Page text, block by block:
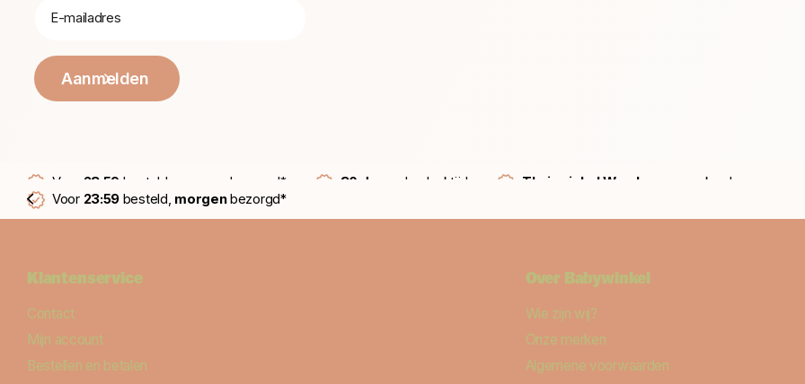
Aanmelden
Voor 23:59 besteld, bezorgd* 30 dagen bedenktijd Thuiswinkel Waarborg
verzekerd
Voor 23:59 besteld, morgenbezorgd*
Klantenservice
Contact
Mijn account
Bestellen en betalen
Over Babywinkel
Wie zijn wij?
Onze merken
Algemene voorwaarden